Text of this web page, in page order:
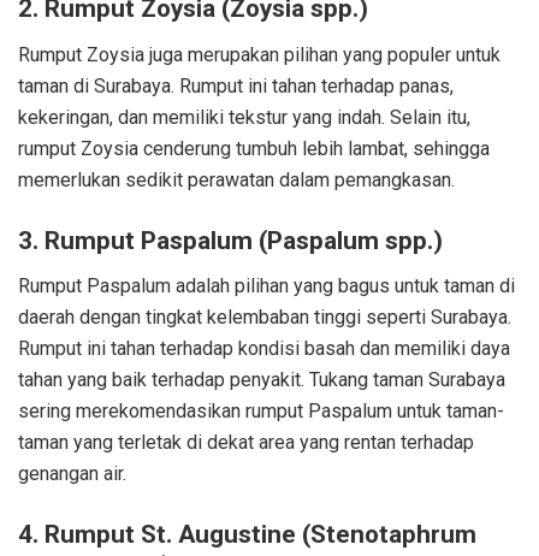
2. Rumput Zoysia (Zoysia spp.)
Rumput Zoysia juga merupakan pilihan yang populer untuk
taman di Surabaya. Rumput ini tahan terhadap panas,
kekeringan, dan memiliki tekstur yang indah. Selain itu,
rumput Zoysia cenderung tumbuh lebih lambat, sehingga
memerlukan sedikit perawatan dalam pemangkasan.
3. Rumput Paspalum (Paspalum spp.)
Rumput Paspalum adalah pilihan yang bagus untuk taman di
daerah dengan tingkat kelembaban tinggi seperti Surabaya.
Rumput ini tahan terhadap kondisi basah dan memiliki daya
tahan yang baik terhadap penyakit. Tukang taman Surabaya
sering merekomendasikan rumput Paspalum untuk taman-
taman yang terletak di dekat area yang rentan terhadap
genangan air.
4. Rumput St. Augustine (Stenotaphrum